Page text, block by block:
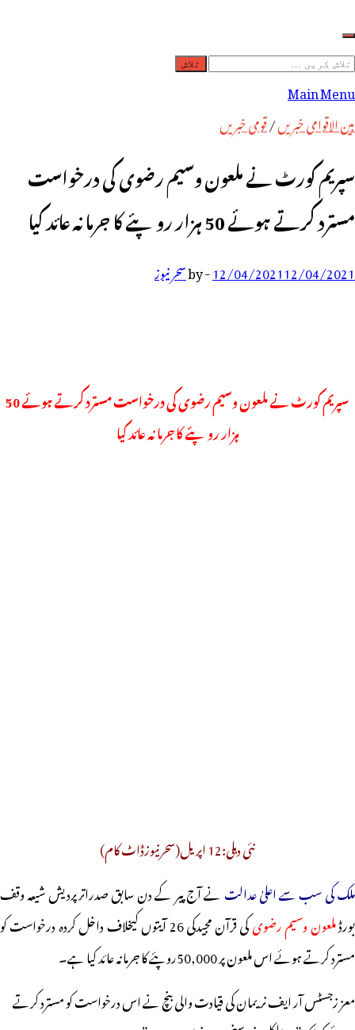
تلاش
کریں
برائے:
Main Menu
بین الاقوامی خبریں/قومی خبریں
سپریم کورٹ نے ملعون وسیم رضوی کی درخواست
مسترد کرتے ہوئے 50 ہزار روپئے کا جرمانہ عائد کیا
12/04/202112/04/2021
-
byسحر نیوز
سپریم کورٹ نے ملعون وسیم رضوی کی درخواست مسترد کرتے ہوئے 50
ہزار روپئے کا جرمانہ عائد کیا
نئی دہلی:12 اپریل(سحرنیوزڈاٹ کام)
ملک کی سب سے اعلیٰ عدالتنے آج پیر کے دن سابق صدراترپردیش شیعہ وقف
بورڈملعون وسیم رضوی
کی قرآن مجیدکی 26 آیتوں کیخلاف داخل کردہ درخواست کو
مسترد کرتے ہوئے اس ملعون پر 50,000روپئے کا جرمانہ عائد کیا ہے۔
معز زجسٹس آر ایف نریمان کی قیادت والی بنچ نے اس درخواست کو مسترد کرتے